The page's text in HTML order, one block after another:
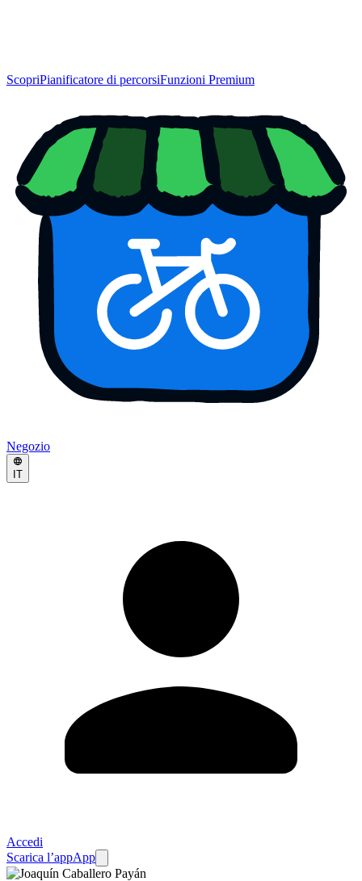
ScopriPianificatore di percorsiFunzioni Premium
Negozio
IT
Accedi
Scarica l’appApp